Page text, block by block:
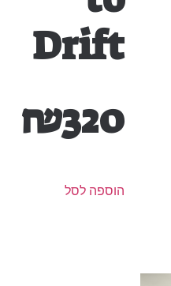
Drift
₪320
הוספה לסל